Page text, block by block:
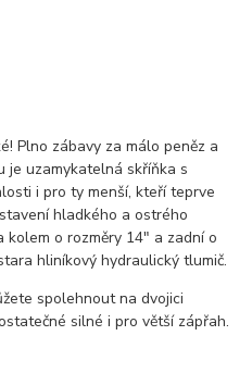
Plno zábavy za málo peněz a
je uzamykatelná skříňka s
i pro ty menší, kteří teprve
hladkého a ostrého
kolem o rozměry 14" a zadní o
hliníkový hydraulický tlumič.
spolehnout na dvojici
silné i pro větší zápřah.